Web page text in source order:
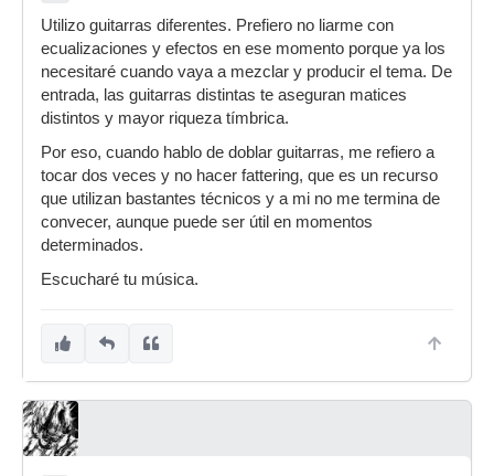
Utilizo guitarras diferentes. Prefiero no liarme con
ecualizaciones y efectos en ese momento porque ya los
necesitaré cuando vaya a mezclar y producir el tema. De
entrada, las guitarras distintas te aseguran matices
distintos y mayor riqueza tímbrica.
Por eso, cuando hablo de doblar guitarras, me refiero a
tocar dos veces y no hacer fattering, que es un recurso
que utilizan bastantes técnicos y a mi no me termina de
convecer, aunque puede ser útil en momentos
determinados.
Escucharé tu música.